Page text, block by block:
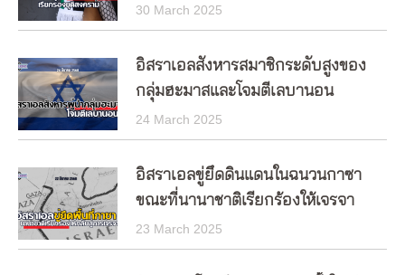
30 March 2025
อิสราเอลสังหารสมาชิกระดับสูงของ
กลุ่มฮะมาสและโจมตีเลบานอน
24 March 2025
อิสราเอลขู่ยึดดินแดนในฉนวนกาซา
ขณะที่นานาชาติเรียกร้องให้เจรจา
23 March 2025